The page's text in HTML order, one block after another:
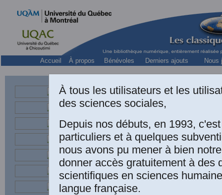
Accueil À propos Bénévoles Derniers ajouts Nous
À tous les utilisateurs et les
des sciences sociales,
Depuis nos débuts, en 1993,
particuliers et à quelques
nous avons pu mener à bien
donner accès gratuitement à des
scientifiques en sciences
langue française.